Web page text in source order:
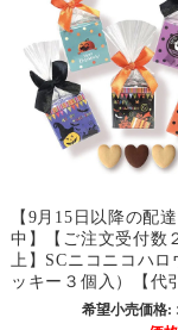
【9月15日以降の配
中】【ご注文受付数
上】SCニコニコハ
ッキー３個入）【代
希望小売価格: